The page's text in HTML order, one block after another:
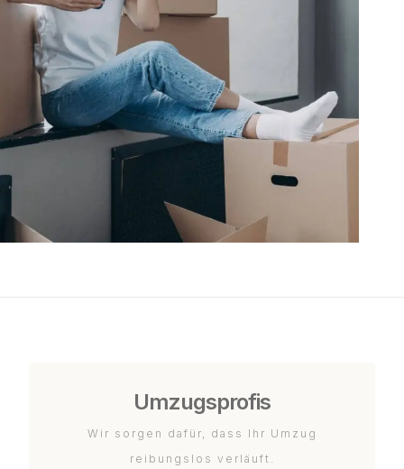
Umzugsprofis
Wir sorgen dafür, dass Ihr Umzug
reibungslos verläuft.